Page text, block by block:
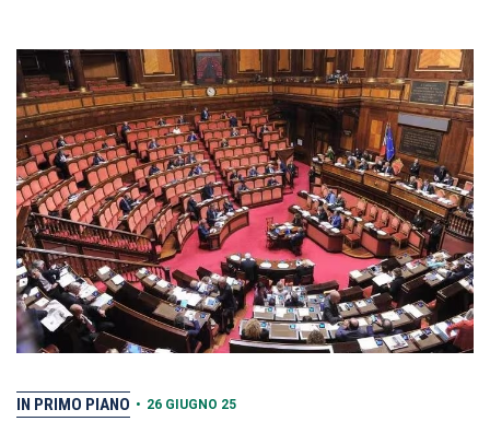
IN PRIMO PIANO • 26 GIUGNO 25